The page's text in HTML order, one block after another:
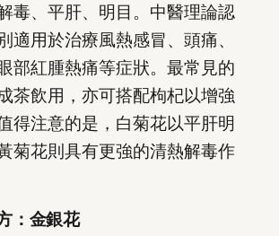
毒、平肝、明目。中醫理論認
適用於治療風熱感冒、頭痛、
部紅腫熱痛等症狀。最常見的
茶飲用，亦可搭配枸杞以增強
得注意的是，白菊花以平肝明
菊花則具有更強的清熱解毒作
：金銀花